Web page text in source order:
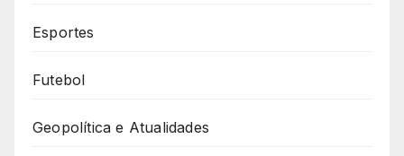
Esportes
Futebol
Geopolítica e Atualidades